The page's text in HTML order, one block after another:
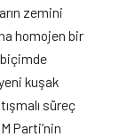
zemini
homojen bir
kuşak
süreç
Parti’nin